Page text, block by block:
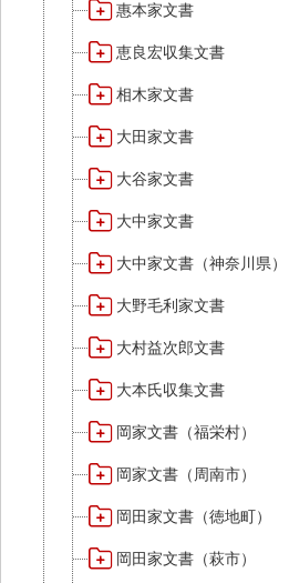
惠本家文書
恵良宏収集文書
相木家文書
大田家文書
大谷家文書
大中家文書
大中家文書（神奈川県）
大野毛利家文書
大村益次郎文書
大本氏収集文書
岡家文書（福栄村）
岡家文書（周南市）
岡田家文書（徳地町）
岡田家文書（萩市）